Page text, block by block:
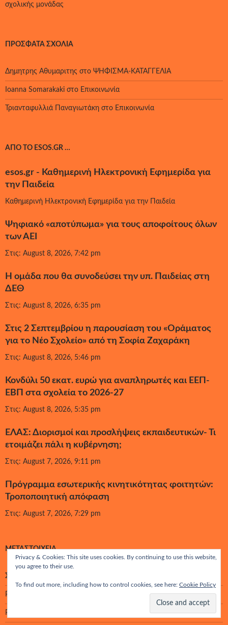
σχολικής μονάδας
ΠΡΌΣΦΑΤΑ ΣΧΌΛΙΑ
Δημητρης Αθυμαριτης στο ΨΗΦΙΣΜΑ-ΚΑΤΑΓΓΕΛΙΑ
Ioanna Somarakaki στο Επικοινωνία
Τριανταφυλλιά Παναγιωτάκη στο Επικοινωνία
ΑΠΌ ΤΟ ESOS.GR …
esos.gr - Καθημερινή Ηλεκτρονική Εφημερίδα για
την Παιδεία
Καθημερινή Ηλεκτρονική Εφημερίδα για την Παιδεία
Ψηφιακό «αποτύπωμα» για τους αποφοίτους όλων
των ΑΕΙ
Στις: August 8, 2026, 7:42 pm
Η ομάδα που θα συνοδεύσει την υπ. Παιδείας στη
ΔΕΘ
Στις: August 8, 2026, 6:35 pm
Στις 2 Σεπτεμβρίου η παρουσίαση του «Οράματος
για το Νέο Σχολείο» από τη Σοφία Ζαχαράκη
Στις: August 8, 2026, 5:46 pm
Κονδύλι 50 εκατ. ευρώ για αναπληρωτές και ΕΕΠ-
ΕΒΠ στα σχολεία το 2026-27
Στις: August 8, 2026, 5:35 pm
ΕΛΑΣ: Διορισμοί και προσλήψεις εκπαιδευτικών- Τι
ετοιμάζει πάλι η κυβέρνηση;
Στις: August 7, 2026, 9:11 pm
Πρόγραμμα εσωτερικής κινητικότητας φοιτητών:
Τροποποιητική απόφαση
Στις: August 7, 2026, 7:29 pm
ΜΕΤΑΣΤΟΙΧΕΊΑ
Σύνδεση
Ροή καταχωρίσεων
Ροή σχολίων
Privacy & Cookies: This site uses cookies. By continuing to use this website,
you agree to their use.
To find out more, including how to control cookies, see here: Cookie Policy